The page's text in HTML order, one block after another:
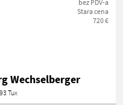
bez PDV-a
Stara cena
720 €
Wechselberger
Tux